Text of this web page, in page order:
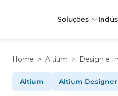
Soluções
Home > Altium > Design e
Altium Altium Designer